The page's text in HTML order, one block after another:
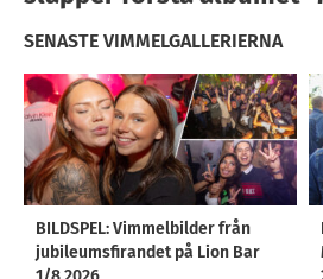
SENASTE VIMMELGALLERIERNA
BILDSPEL: Vimmelbilder från
jubileumsfirandet på Lion Bar